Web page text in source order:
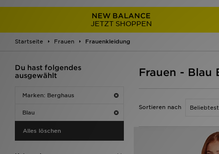
NEW BALANCE
JETZT SHOPPEN
Startseite Frauen Frauenkleidung
Du hast folgendes
ausgewählt
Marken: Berghaus
Blau
Alles löschen
Frauen - Blau
Sortieren nach